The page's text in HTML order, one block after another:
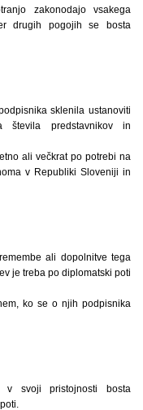
zakonodajo vsakega
drugih pogojih se bosta
sklenila ustanoviti
števila predstavnikov in
ali večkrat po potrebi na
v Republiki Sloveniji in
ali dopolnitve tega
je treba po diplomatski poti
ko se o njih podpisnika
v svoji pristojnosti bosta